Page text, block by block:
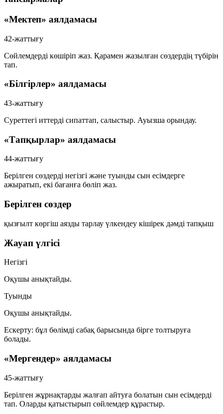
«Мектеп» аялдамасы
42-жаттығу
Сөйлемдерді көшіріп жаз. Қарамен жазылған сөздердің түбірін
тап.
«Білгірлер» аялдамасы
43-жаттығу
Суреттегі иттерді сипаттап, салыстыр. Ауызша орындау.
«Тапқырлар» аялдамасы
44-жаттығу
Берілген сөздерді негізгі және туынды сын есімдерге
ажыратып, екі бағанға бөліп жаз.
Берілген сөздер
қызғылт көргіш аязды тарлау үлкендеу кішірек дәмді тапқыш
Жауап үлгісі
Негізгі
Оқушы анықтайды.
Туынды
Оқушы анықтайды.
Ескерту: бұл бөлімді сабақ барысында бірге толтыруға
болады.
«Мергендер» аялдамасы
45-жаттығу
Берілген жұрнақтарды жалғап айтуға болатын сын есімдерді
тап. Оларды қатыстырып сөйлемдер құрастыр.